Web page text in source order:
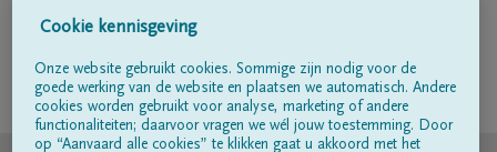
Volg ons op
Cookie kennisgeving
Onze website gebruikt cookies. Sommige zijn nodig voor de
goede werking van de website en plaatsen we automatisch. Andere
cookies worden gebruikt voor analyse, marketing of andere
functionaliteiten; daarvoor vragen we wél jouw toestemming. Door
op “Aanvaard alle cookies” te klikken gaat u akkoord met het